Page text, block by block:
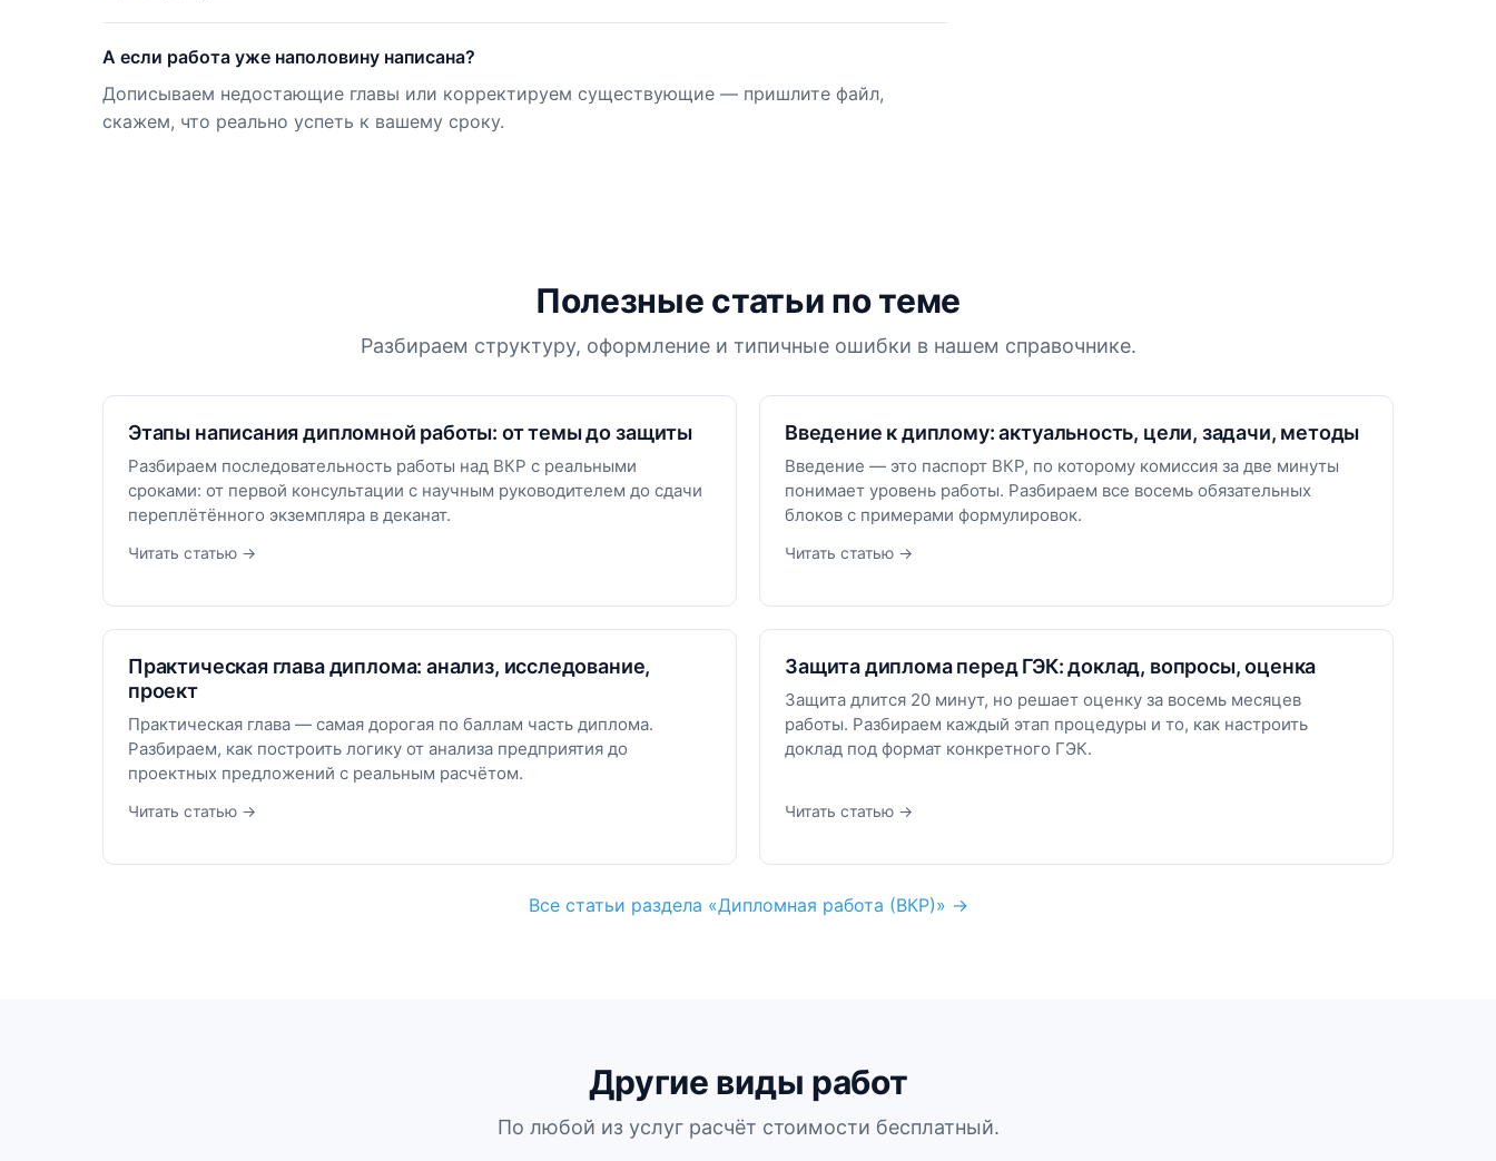
А если работа уже наполовину написана?
Дописываем недостающие главы или корректируем существующие — пришлите файл,
скажем, что реально успеть к вашему сроку.
Полезные статьи по теме
Разбираем структуру, оформление и типичные ошибки в нашем справочнике.
Этапы написания дипломной работы: от темы до защиты
Разбираем последовательность работы над ВКР с реальными
сроками: от первой консультации с научным руководителем до сдачи
переплётённого экземпляра в деканат.
Читать статью →
Введение к диплому: актуальность, цели, задачи, методы
Введение — это паспорт ВКР, по которому комиссия за две минуты
понимает уровень работы. Разбираем все восемь обязательных
блоков с примерами формулировок.
Читать статью →
Практическая глава диплома: анализ, исследование,
проект
Практическая глава — самая дорогая по баллам часть диплома.
Разбираем, как построить логику от анализа предприятия до
проектных предложений с реальным расчётом.
Читать статью →
Защита диплома перед ГЭК: доклад, вопросы, оценка
Защита длится 20 минут, но решает оценку за восемь месяцев
работы. Разбираем каждый этап процедуры и то, как настроить
доклад под формат конкретного ГЭК.
Читать статью →
Все статьи раздела «Дипломная работа (ВКР)» →
Другие виды работ
По любой из услуг расчёт стоимости бесплатный.